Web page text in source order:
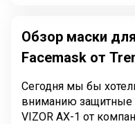
Обзор маски
Facemask от
Сегодня мы бы
вниманию защитные
VIZOR AX-1 от